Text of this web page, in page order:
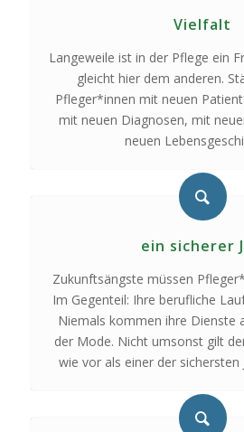
Vielfalt
Langeweile ist in der Pflege ein
gleicht hier dem anderen.
Pfleger*innen mit neuen
mit neuen Diagnosen, mit
neuen
ein sicherer
Zukunftsängste müssen
Im Gegenteil: Ihre berufliche
Niemals kommen ihre Dienste
der Mode. Nicht umsonst gilt
wie vor als einer der sichersten